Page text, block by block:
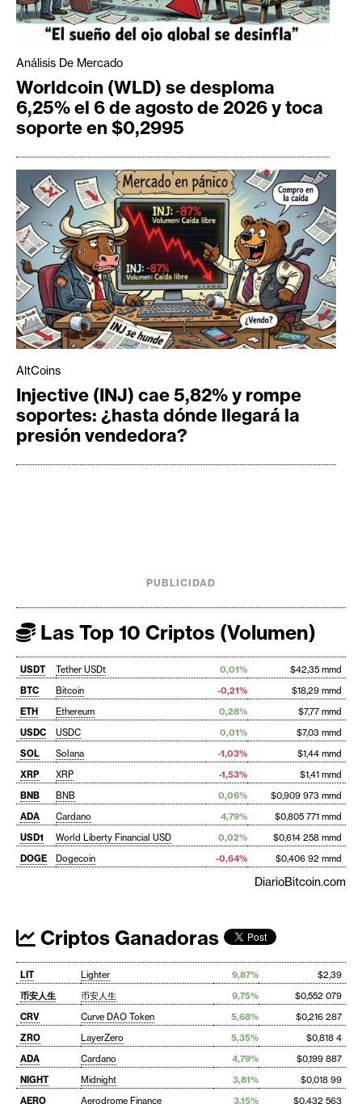
Análisis De Mercado
Worldcoin (WLD) se desploma
6,25% el 6 de agosto de 2026 y toca
soporte en $0,2995
AltCoins
Injective (INJ) cae 5,82% y rompe
soportes: ¿hasta dónde llegará la
presión vendedora?
PUBLICIDAD
Las Top 10 Criptos (Volumen)
USDT Tether USDt 0,01%
$42,35 mmd
BTC
Bitcoin -0,21%
$18,29 mmd
ETH
Ethereum 0,28%
$7,77 mmd
USDC
USDC 0,01%
$7,03 mmd
SOL
Solana -1,03%
$1,44 mmd
XRP
XRP -1,53%
$1,41 mmd
BNB
BNB 0,06%
$0,909 973 mmd
ADA
Cardano 4,79%
$0,805 771 mmd
USD1
World Liberty Financial USD 0,02%
$0,614 258 mmd
DOGE
Dogecoin -0,64% $0,406 92 mmd
DiarioBitcoin.com
Criptos Ganadoras
LIT Lighter 9,87%
$2,39
币安人生
币安人生 9,75%
$0,552 079
CRV
Curve DAO Token 5,68%
$0,216 287
ZRO
LayerZero 5,35%
$0,818 4
ADA
Cardano 4,79%
$0,199 887
NIGHT
Midnight 3,81%
$0,018 99
AERO
Aerodrome Finance 3,15% $0,432 563